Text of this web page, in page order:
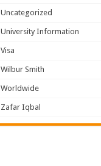
Uncategorized
University Information
Visa
Wilbur Smith
Worldwide
Zafar Iqbal